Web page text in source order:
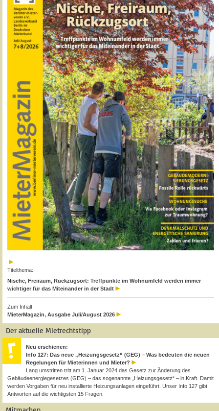
Titelthema:
Nische, Freiraum, Rückzugsort: Treffpunkte im Wohnumfeld werden immer
wichtiger für das Miteinander in der Stadt
Zum Inhalt:
MieterMagazin, Ausgabe Juli/August 2026
Der aktuelle Mietrechtstipp
Neu erschienen:
Info 127: Das neue „Heizungsgesetz“ (GEG) – Was bedeuten die neuen
Regelungen für Mieterinnen und Mieter?
Lang umstritten tritt am 1. Januar 2024 das Gesetz zur Änderung des
Gebäudeenergiegesetzes (GEG) – das sogenannte „Heizungsgesetz“ – in Kraft. Damit
werden Vorgaben für neu installierte Heizungsanlagen eingeführt. Unser Info 127 gibt
Antworten auf die wichtigsten 15 Fragen.